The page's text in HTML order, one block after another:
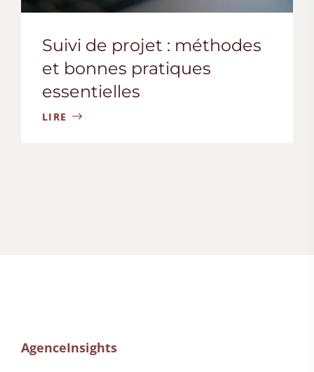
Suivi de projet : méthodes
et bonnes pratiques
essentielles
LIRE
AgenceInsights